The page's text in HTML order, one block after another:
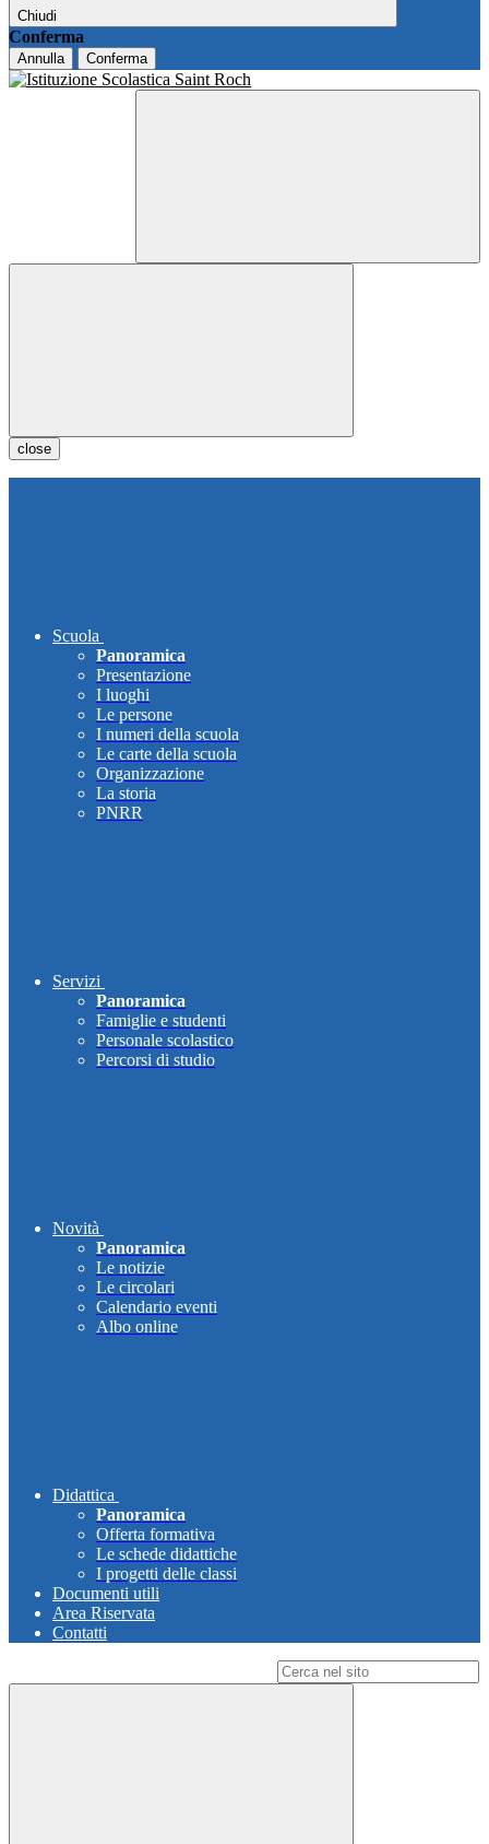
Chiudi
Conferma
Annulla Conferma
close
Scuola
Panoramica
Presentazione
I luoghi
Le persone
I numeri della scuola
Le carte della scuola
Organizzazione
La storia
PNRR
Servizi
Panoramica
Famiglie e studenti
Personale scolastico
Percorsi di studio
Novità
Panoramica
Le notizie
Le circolari
Calendario eventi
Albo online
Didattica
Panoramica
Offerta formativa
Le schede didattiche
I progetti delle classi
Documenti utili
Area Riservata
Contatti